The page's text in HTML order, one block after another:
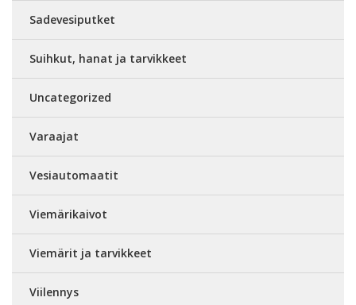
Sadevesiputket
Suihkut, hanat ja tarvikkeet
Uncategorized
Varaajat
Vesiautomaatit
Viemärikaivot
Viemärit ja tarvikkeet
Viilennys